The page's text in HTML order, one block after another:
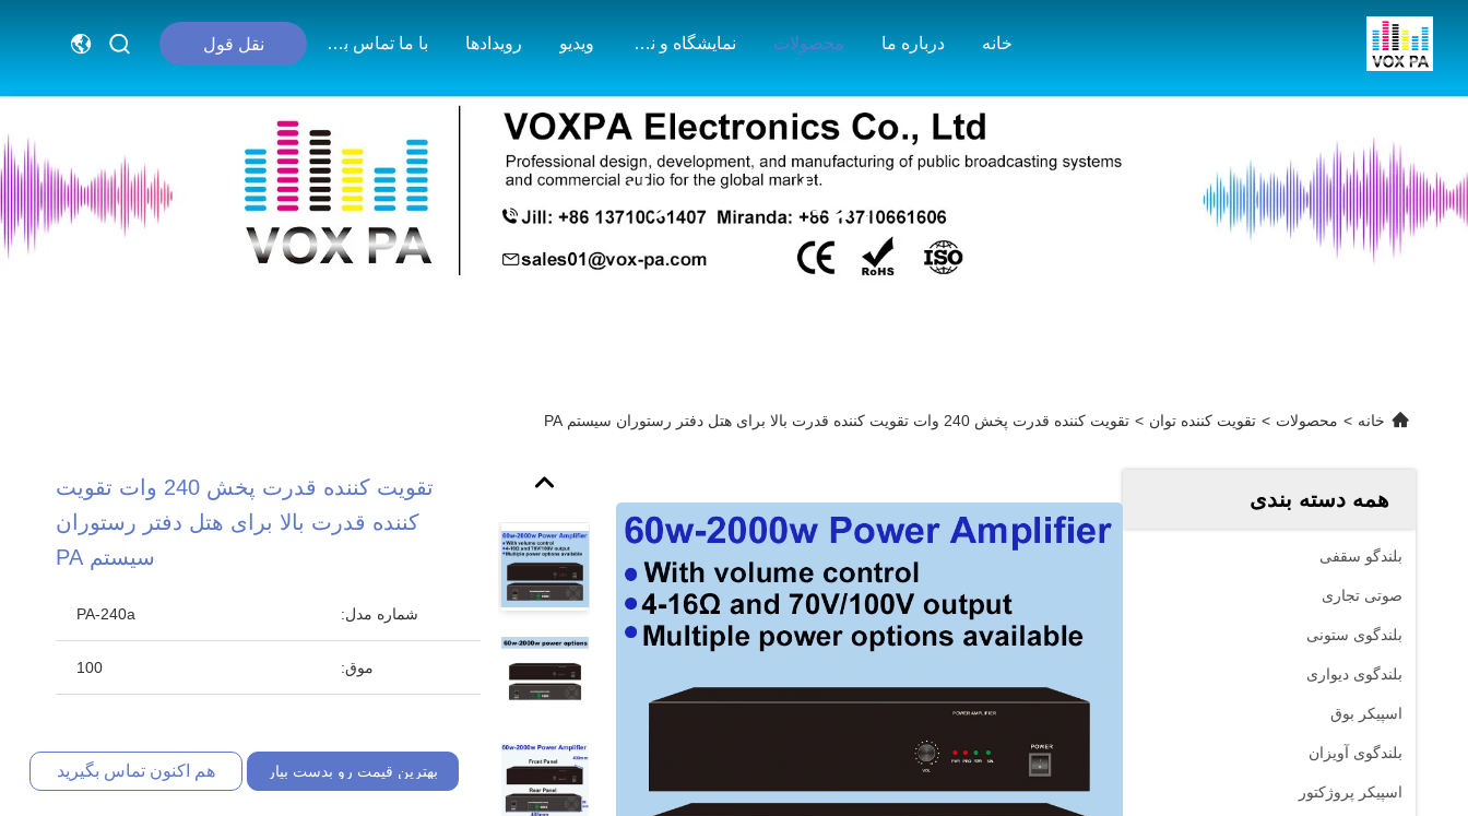
خانه درباره ما محصولات نمایشگاه و نقشه بازار ویدیو رویدادها با ما تماس بگیرید نقل قول
جزئیات محصولات
خانه > محصولات > تقویت کننده توان > تقویت کننده قدرت پخش 240 وات تقویت کننده قدرت بالا برای هتل دفتر رستوران سیستم PA
همه دسته بندی
بلندگو سقفی
صوتی تجاری
بلندگوی ستونی
بلندگوی دیواری
اسپیکر بوق
بلندگوی آویزان
اسپیکر پروژکتور
تقویت کننده قدرت پخش 240 وات تقویت
کننده قدرت بالا برای هتل دفتر رستوران
سیستم PA
شماره مدل: PA-240a
موق: 100
بهترین قیمت رو بدست بیار هم اکنون تماس بگیرید